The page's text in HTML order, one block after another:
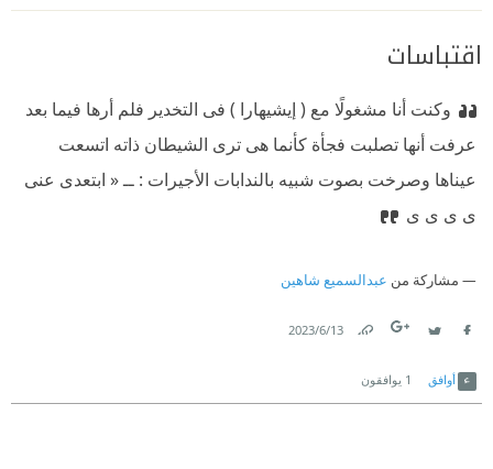
اقتباسات
وكنت أنا مشغولًا مع ( إيشيهارا ) فى التخدير فلم أرها ‫فيما بعد
عرفت أنها تصلبت فجأة كأنما هى ترى الشيطان ذاتە ‫اتسعت
عيناها وصرخت بصوت شبيە بالندابات الأجيرات : ‫ــ « ابتعدى عنى
ى ى ى ى
مشاركة من عبدالسميع شاهين
13‏/6‏/2023
أوافق 1 يوافقون